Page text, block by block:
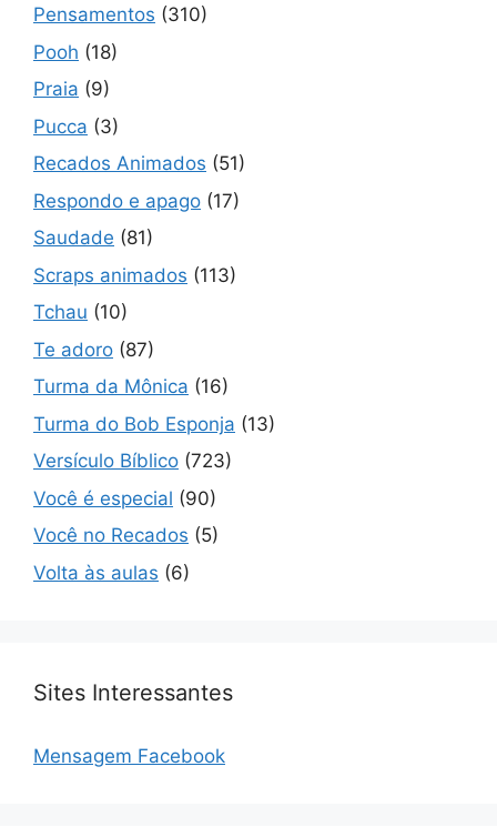
Pensamentos (310)
Pooh (18)
Praia (9)
Pucca (3)
Recados Animados (51)
Respondo e apago (17)
Saudade (81)
Scraps animados (113)
Tchau (10)
Te adoro (87)
Turma da Mônica (16)
Turma do Bob Esponja (13)
Versículo Bíblico (723)
Você é especial (90)
Você no Recados (5)
Volta às aulas (6)
Sites Interessantes
Mensagem Facebook